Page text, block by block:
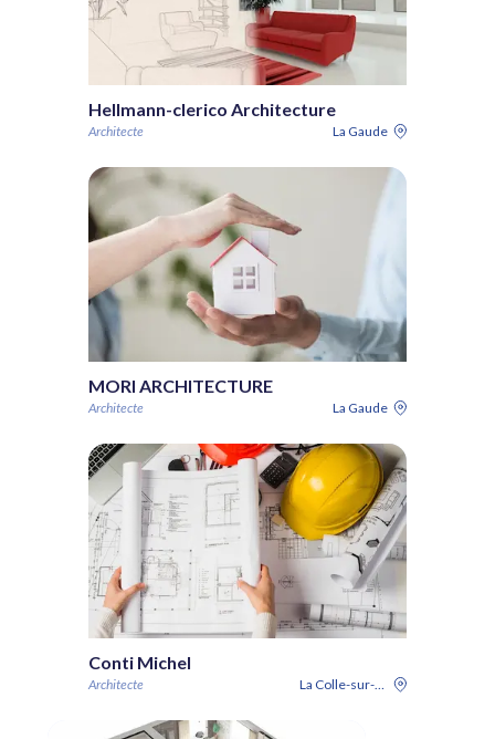
Hellmann-clerico Architecture
Architecte La Gaude
MORI ARCHITECTURE
Architecte La Gaude
Conti Michel
Architecte La Colle-sur-Loup